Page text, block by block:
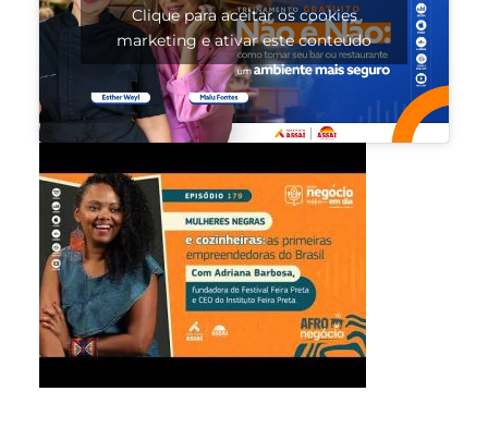
Clique para aceitar os cookies
marketing e ativar este conteúdo